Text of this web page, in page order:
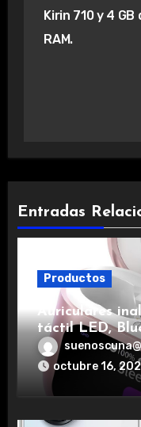
Kirin 710 y 4 GB
RAM.
Entradas
Productos
Auriculares
táctil LED,
ruido,
octubre 16,